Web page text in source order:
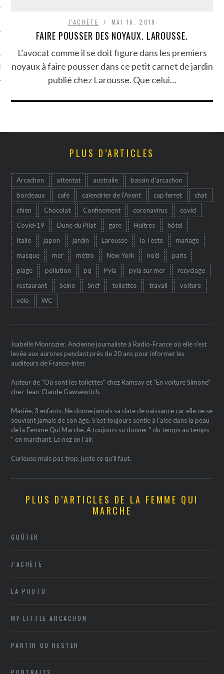
ARCACHON J'ACHÈTE MAI 16, 2019
FAIRE POUSSER DES NOYAUX. LAROUSSE.
L’avocat comme il se doit figure dans les premiers
noyaux à faire pousser dans ce petit carnet de jardin
publié chez Larousse. Que celui…
PLUS D’ARTICLES
Arcachon attentat australie
bassin d'arcachon
bordeaux
café calendrier de l'Avent cap ferret
chat
chien
Chocolat Confinement coronavirus
covid
Covid-19
Dune du Pilat gare Huîtres
hôtel
Italie
japon jardin Larousse la Teste
mariage
masque
mer métro New York noêl
paris
plage
pollution pq Pyla pyla sur mer
recyclage
restaurant
Seine Sncf toilettes travail
voiture
vélo
WC
Isabelle Monrozier. Ancienne journaliste à Radio-France où elle s'est
levée aux aurores pendant près de 20 ans pour informer les
auditeurs de France-Inter.
Auteur de "Où sont les toilettes" chez Ramsay et "En voiture Simone"
chez Jean-Claude Gawsewitch.
Mariée, 3 enfants. Ne donne jamais sa date de naissance car elle ne se
souvient jamais de son âge. S'est toujours sentie à l'aise dans la peau
de la Femme Qui Marche. A toujours su donner " du temps au temps
" en marchant. Le nez en l'air.
Curieuse mais pas trop, juste ce qu'il faut.
PLUS D’ARTICLES DE LA FEMME QUI
MARCHE
GOÛTER
J'ACHÈTE
LA PHOTO
MY LITTLE ARCACHON
PARTIR OU RESTER
PORTRAITS